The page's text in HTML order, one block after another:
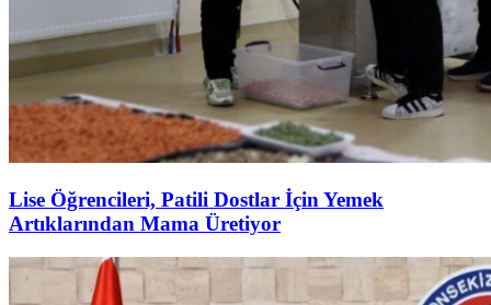
Lise Öğrencileri, Patili Dostlar İçin Yemek
Artıklarından Mama Üretiyor